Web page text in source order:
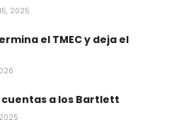
2025
el TMEC y deja el
a los Bartlett